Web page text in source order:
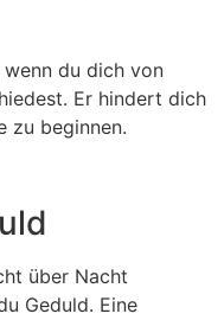
wenn du dich von
Er hindert dich
zu beginnen.
über Nacht
Geduld. Eine